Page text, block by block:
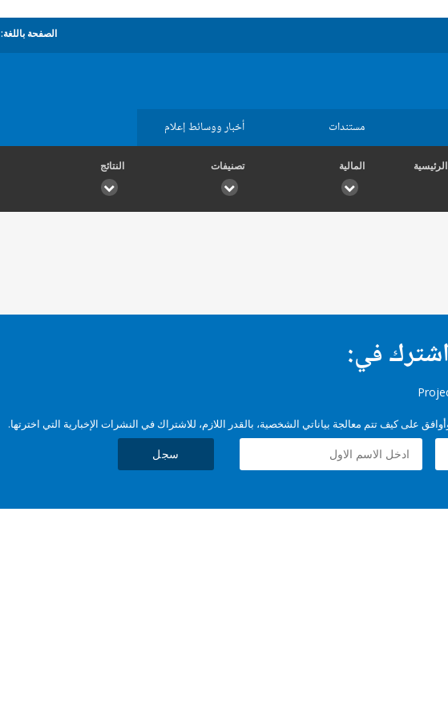
الصفحة باللغة:
مستندات أخبار ووسائط إعلام
المالية تصنيفات النتائج
اشترك في:
على كيف تتم معالجة بياناتي الشخصية، بالقدر اللازم، للاشتراك في النشرات الإخبارية التي اخترتها.
سجل